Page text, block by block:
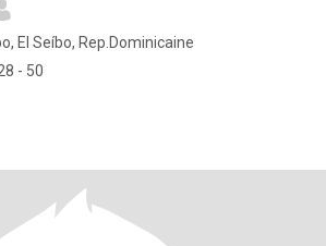
El Seíbo, Rep.Dominicaine
- 50